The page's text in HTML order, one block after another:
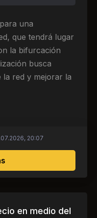
una
que tendrá lugar
la bifurcación
busca
la red y mejorar la
sobre ¿Aumentará el
20:07
en medio del